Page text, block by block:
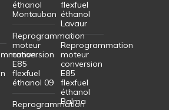
éthanol
Montauban
Reprogrammation
moteur
conversion
E85
flexfuel
éthanol 09
Reprogrammation
flexfuel
éthanol
Lavaur
Reprogrammation
moteur
conversion
E85
flexfuel
éthanol
Balma